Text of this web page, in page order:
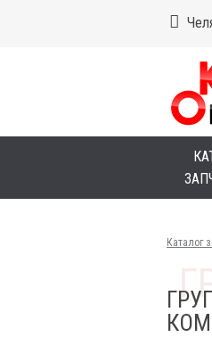
Каталог